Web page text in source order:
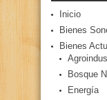
Inicio
Bienes
Bienes
Bosque
Energía